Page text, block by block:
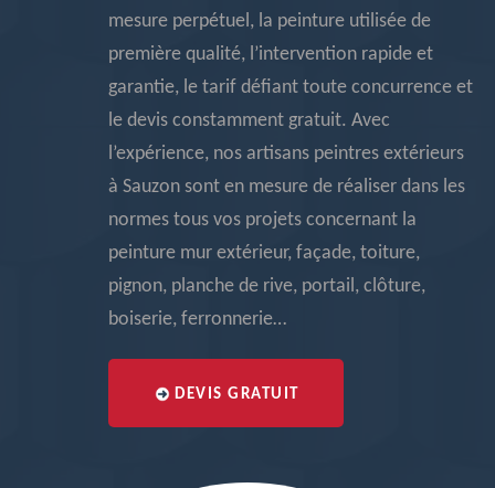
mesure perpétuel, la peinture utilisée de
première qualité, l’intervention rapide et
garantie, le tarif défiant toute concurrence et
le devis constamment gratuit. Avec
l’expérience, nos artisans peintres extérieurs
à Sauzon sont en mesure de réaliser dans les
normes tous vos projets concernant la
peinture mur extérieur, façade, toiture,
pignon, planche de rive, portail, clôture,
boiserie, ferronnerie…
DEVIS GRATUIT